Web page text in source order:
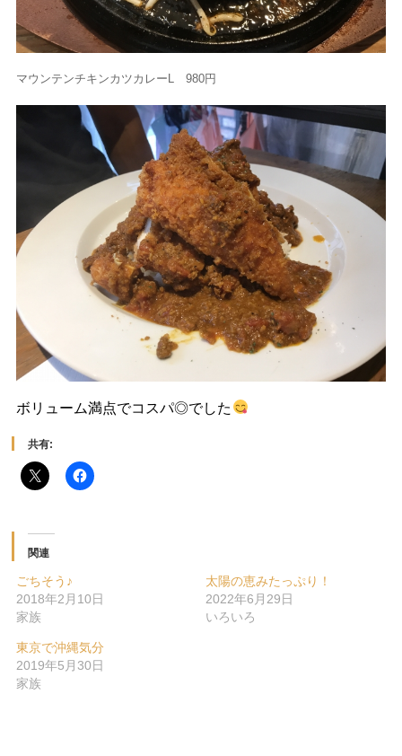
マウンテンチキンカツカレーL 980円
ボリューム満点でコスパ◎でした
共有:
関連
ごちそう♪
2018年2月10日
家族
太陽の恵みたっぷり！
2022年6月29日
いろいろ
東京で沖縄気分
2019年5月30日
家族